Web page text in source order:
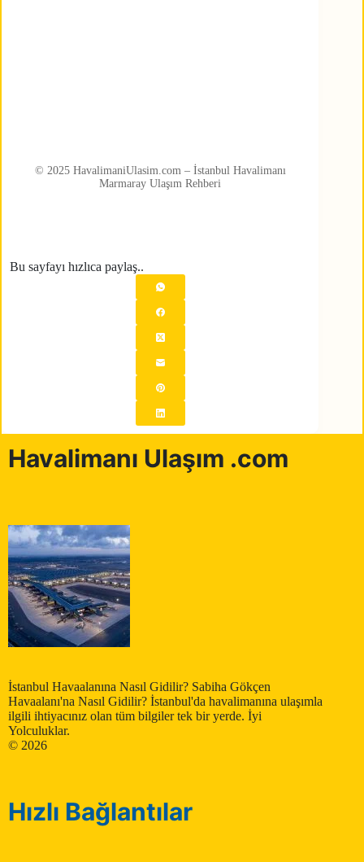
© 2025 HavalimaniUlasim.com – İstanbul Havalimanı
Marmaray Ulaşım Rehberi
Bu sayfayı hızlıca paylaş..
Havalimanı Ulaşım .com
İstanbul Havaalanına Nasıl Gidilir? Sabiha Gökçen
Havaalanı'na Nasıl Gidilir? İstanbul'da havalimanına ulaşımla
ilgili ihtiyacınız olan tüm bilgiler tek bir yerde. İyi
Yolculuklar.
© 2026
Hızlı Bağlantılar